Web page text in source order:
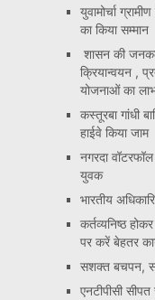
युवामोर्चा
का किया सम्मान
शासन की
क्रियान्वयन ,
योजनाओं का
कस्तूरबा गांधी
हाईवे किया जाम
नगरदा
युवक
भारतीय
कर्तव्यनिष्ठ
पर करें बेहतर
सशक्त बचपन,
एनटीपीसी सीपत